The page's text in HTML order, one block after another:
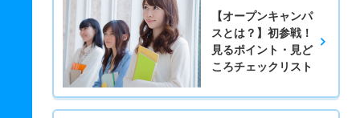
【オープンキャンパ
スとは？】初参戦！
見るポイント・見ど
ころチェックリスト